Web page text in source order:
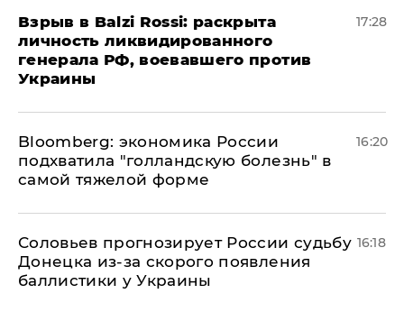
​Взрыв в Balzi Rossi: раскрыта
личность ликвидированного
генерала РФ, воевавшего против
Украины
17:28
Bloomberg: экономика России
подхватила "голландскую болезнь" в
самой тяжелой форме
16:20
Соловьев прогнозирует России судьбу
Донецка из-за скорого появления
баллистики у Украины
16:18